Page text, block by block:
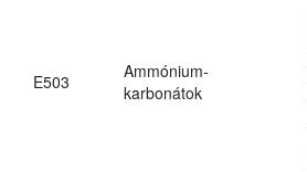
E503
Ammónium-
karbonátok